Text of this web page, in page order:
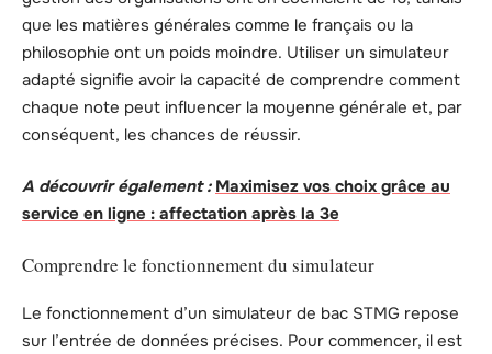
que les matières générales comme le français ou la
philosophie ont un poids moindre. Utiliser un simulateur
adapté signifie avoir la capacité de comprendre comment
chaque note peut influencer la moyenne générale et, par
conséquent, les chances de réussir.
A découvrir également : Maximisez vos choix grâce au
service en ligne : affectation après la 3e
Comprendre le fonctionnement du simulateur
Le fonctionnement d’un simulateur de bac STMG repose
sur l’entrée de données précises. Pour commencer, il est